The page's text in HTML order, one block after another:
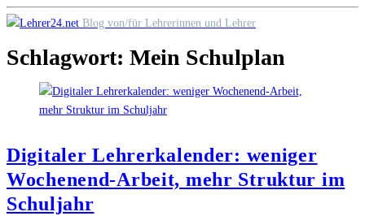
Skip
content
Blog von/für Lehrerinnen und Lehrer
Schlagwort: Mein Schulplan
Digitaler Lehrerkalender: weniger
Wochenend-Arbeit, mehr Struktur im
Schuljahr